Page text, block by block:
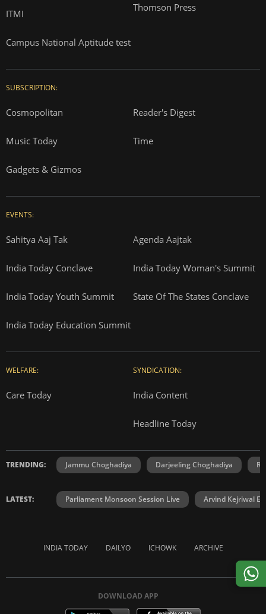
ITMI
Campus National Aptitude test
Thomson Press
SUBSCRIPTION:
Cosmopolitan Reader's Digest
Music Today Time
Gadgets & Gizmos
EVENTS:
Sahitya Aaj Tak Agenda Aajtak
India Today Conclave India Today Woman's Summit
India Today Youth Summit State Of The States Conclave
India Today Education Summit
WELFARE:
Care Today
SYNDICATION:
India Content
Headline Today
TRENDING: Jammu Choghadiya Darjeeling Choghadiya
LATEST: Parliament Monsoon Session Live Arvind Kejriwal
INDIA TODAY DAILYO ICHOWK ARCHIVE
DOWNLOAD APP